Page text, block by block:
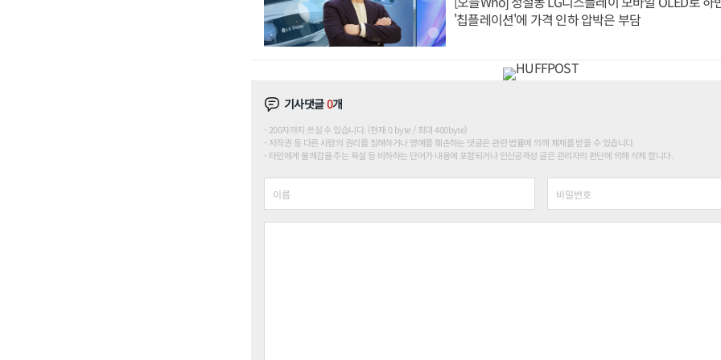
'칩플레이션'에 가격 인하 압박은 부담
기사댓글0개
200자까지 쓰실 수 있습니다. (현재 0 byte / 최대 400byte)
저작권 등 다른 사람의 권리를 침해하거나 명예를 훼손하는 댓글은 관련 법률에 의해 제재를 받을 수 있습니다.
타인에게 불쾌감을 주는 욕설 등 비하하는 단어가 내용에 포함되거나 인신공격성 글은 관리자의 판단에 의해 삭제 합니다.